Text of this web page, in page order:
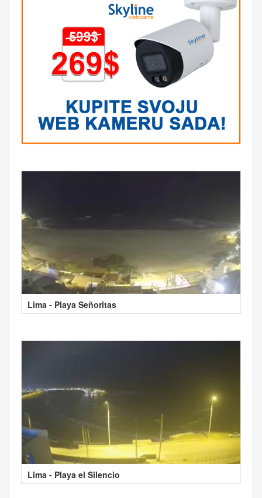
Lima - Playa Señoritas
Lima - Playa el Silencio